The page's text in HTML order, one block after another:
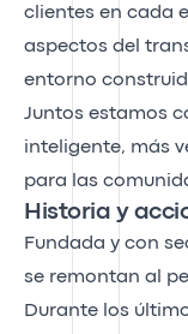
clientes en cada
aspectos del
entorno
Juntos estamos
inteligente, más
para las
Historia y
Fundada y con
se remontan al
Durante los